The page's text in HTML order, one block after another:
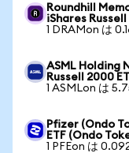
Roundhill
iShares
1 DRAMon は
ASML Holding
Russell 2000
1 ASMLon は
Pfizer (Ondo
ETF (Ondo
1 PFEon は